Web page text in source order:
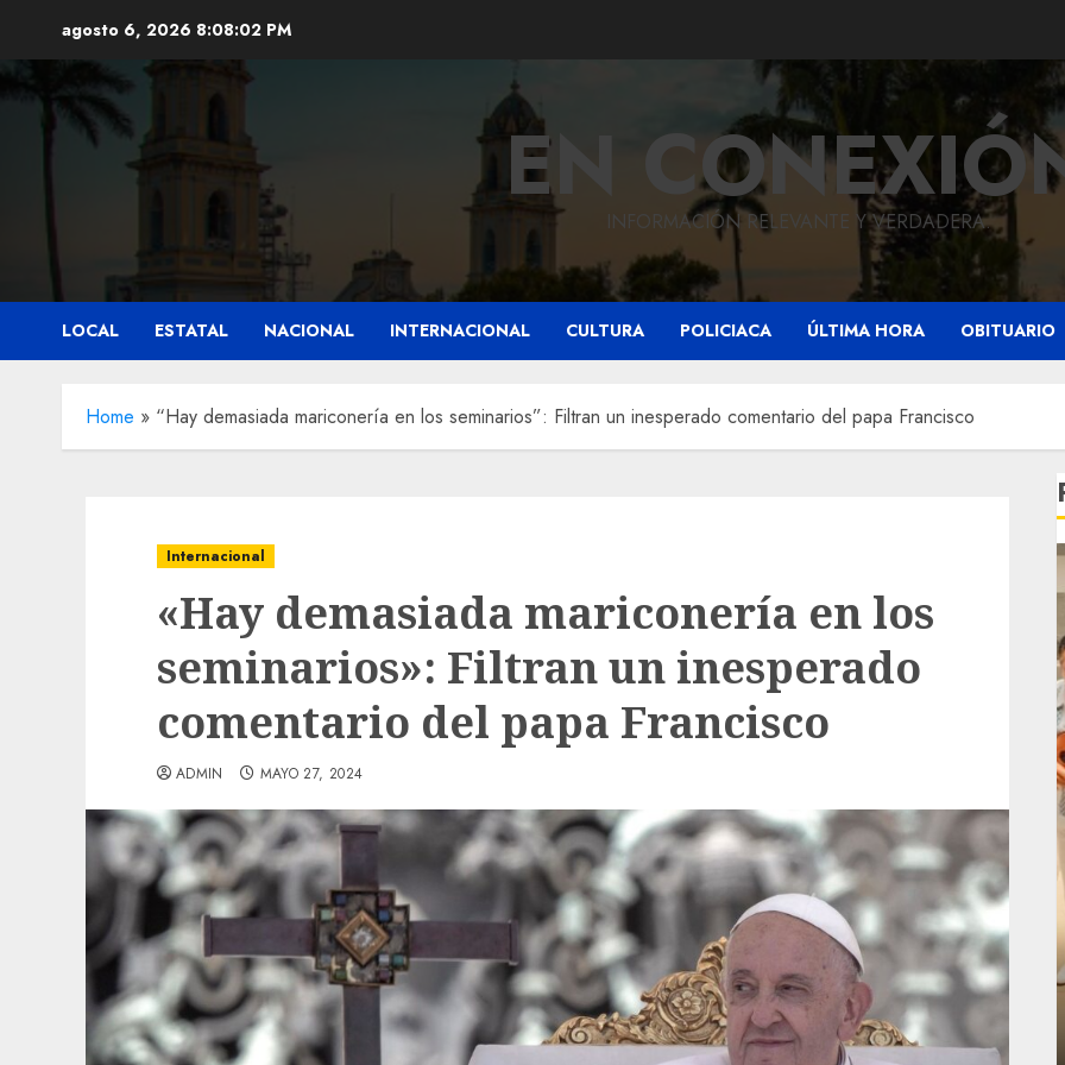
contenido
agosto 6, 2026 8:08:04 PM
ENINFORMACIÓN RELEVANTE Y VERDADERA.
LOCAL ESTATAL NACIONAL INTERNACIONAL CULTURA POLICIACA ÚLTIMA HORA OBITUARIO
Home » “Hay demasiada mariconería en los seminarios”: Filtran un inesperado comentario del papa Francisco
Internacional
«Hay demasiada mariconería en los
seminarios»: Filtran un inesperado
comentario del papa Francisco
ADMIN MAYO 27, 2024
Local
Obra de pavimentación de San Marcial será
mejorada. Interviene CASF
ADMIN JULIO 27, 2026
Local
Reviven la historia de Fortín, con exposición
de la cronista Minerva Salas.
ADMIN JULIO 31, 2026 0